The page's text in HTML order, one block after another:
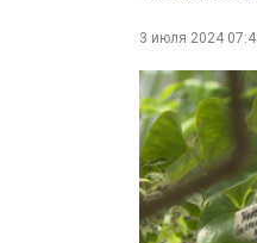
3 июля 2024